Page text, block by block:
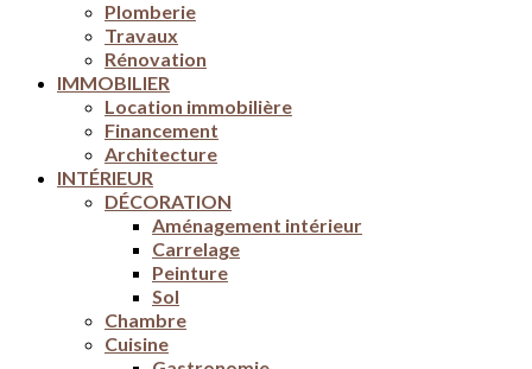
Plomberie
Travaux
Rénovation
IMMOBILIER
Location immobilière
Financement
Architecture
INTÉRIEUR
DÉCORATION
Aménagement intérieur
Carrelage
Peinture
Sol
Chambre
Cuisine